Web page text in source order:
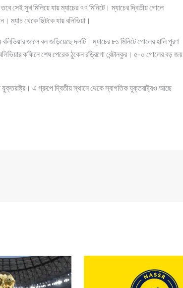
সেই সুখ মিলিয়ে যায় ম্যাচের ৭৭ মিনিটে। ম্যাচের দ্বিতীয় গোলে
ম্যাচ থেকে ছিটকে যায় বলিভিয়া।
জালে বল জড়িয়েছে দলটি। ম্যাচের ৮১ মিনিটে গোলের হালি পূরণ
কফিনে শেষ পেরেক ঠুকেন রড্রিগো বেন্টানকুর। ৫-০ গোলের বড় জয়
এ গ্রুপে দ্বিতীয় স্থানে থেকে স্বাগতিক যুক্তরাষ্ট্রও আছে